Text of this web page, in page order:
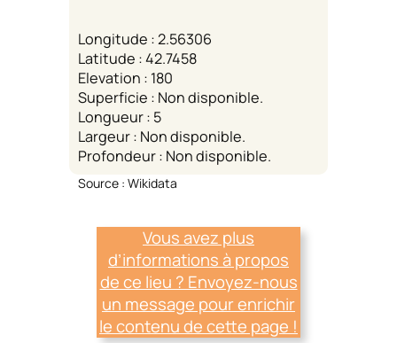
Longitude : 2.56306
Latitude : 42.7458
Elevation : 180
Superficie : Non disponible.
Longueur : 5
Largeur : Non disponible.
Profondeur : Non disponible.
Source : Wikidata
Vous avez plus
d’informations à propos
de ce lieu ? Envoyez-nous
un message pour enrichir
le contenu de cette page !